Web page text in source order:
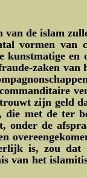
van de islam
vormen van
kunstmatige en
zaken van
zijn geld
die met de ter
onder de
is, zou dat
van het